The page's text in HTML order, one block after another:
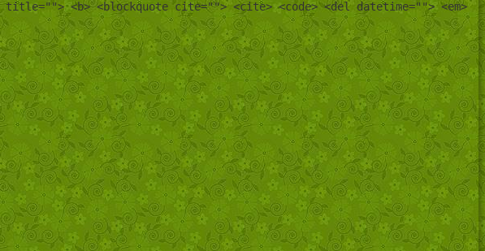
<b> <blockquote cite=""> <cite> <code> <del datetime=""> <em>